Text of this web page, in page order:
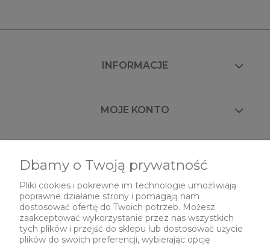
INFORMACJE
MOJE KONTO
O NAS
Dbamy o Twoją prywatność
Pliki cookies i pokrewne im technologie umożliwiają
poprawne działanie strony i pomagają nam
dostosować ofertę do Twoich potrzeb. Możesz
zaakceptować wykorzystanie przez nas wszystkich
tych plików i przejść do sklepu lub dostosować użycie
plików do swoich preferencji, wybierając opcję